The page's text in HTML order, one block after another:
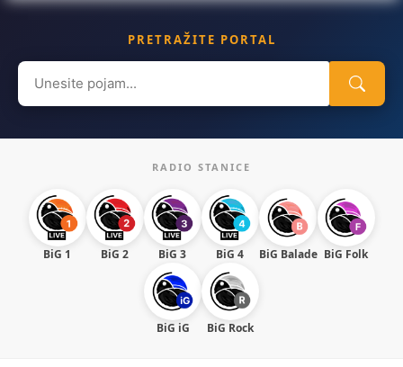
PRETRAŽITE PORTAL
Search
for:
RADIO STANICE
BiG 1 BiG 2 BiG 3 BiG 4 BiG Balade BiG Folk
BiG iG BiG Rock